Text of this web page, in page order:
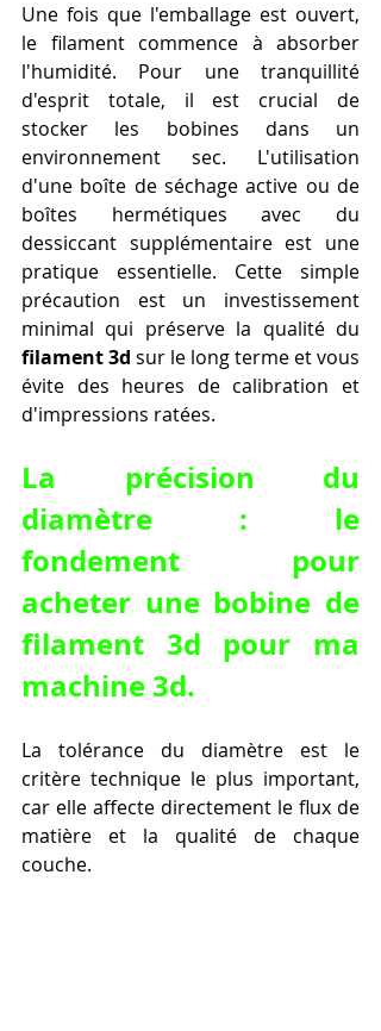
Une fois que l'emballage est ouvert,
le filament commence à absorber
l'humidité. Pour une tranquillité
d'esprit totale, il est crucial de
stocker les bobines dans un
environnement sec. L'utilisation
d'une boîte de séchage active ou de
boîtes hermétiques avec du
dessiccant supplémentaire est une
pratique essentielle. Cette simple
précaution est un investissement
filament 3d sur le long terme et vous
évite des heures de calibration et
d'impressions ratées.
La précision du
diamètre : le
fondement pour
acheter une bobine de
filament 3d pour ma
machine 3d.
La tolérance du diamètre est le
critère technique le plus important,
car elle affecte directement le flux de
matière et la qualité de chaque
couche.